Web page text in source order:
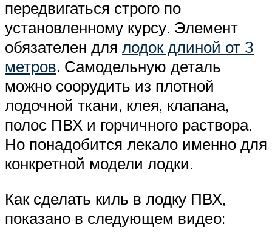
передвигаться строго по
установленному курсу. Элемент
обязателен для лодок длиной от 3
метров. Самодельную деталь
можно соорудить из плотной
лодочной ткани, клея, клапана,
полос ПВХ и горчичного раствора.
Но понадобится лекало именно для
конкретной модели лодки.
Как сделать киль в лодку ПВХ,
показано в следующем видео: